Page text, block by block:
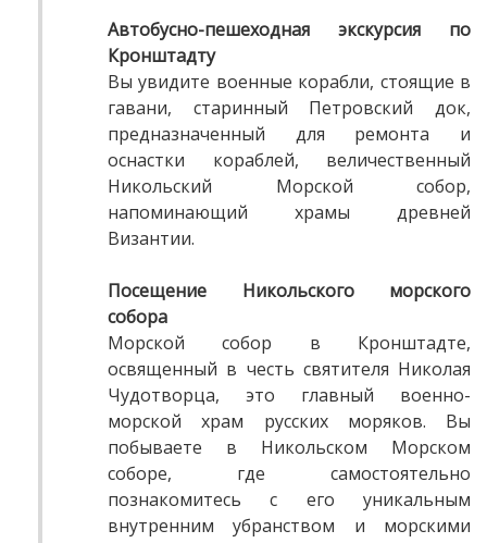
Автобусно-пешеходная экскурсия по
Кронштадту
Вы увидите военные корабли, стоящие в
гавани, старинный Петровский док,
предназначенный для ремонта и
оснастки кораблей, величественный
Никольский Морской собор,
напоминающий храмы древней
Византии.
Посещение Никольского морского
собора
Морской собор в Кронштадте,
освященный в честь святителя Николая
Чудотворца, это главный военно-
морской храм русских моряков. Вы
побываете в Никольском Морском
соборе, где самостоятельно
познакомитесь с его уникальным
внутренним убранством и морскими